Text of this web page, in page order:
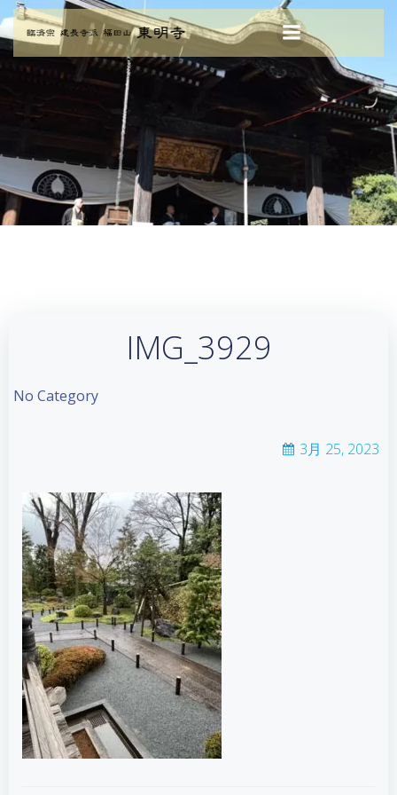
コ
ン
テ
ン
ス
キ
ッ
プ
IMG_3929
No Category
3月 25, 2023